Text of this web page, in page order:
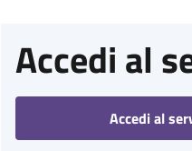
Accedi al
Accedi al